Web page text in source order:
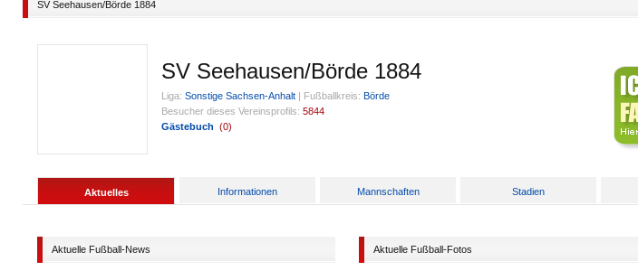
SV Seehausen/Börde 1884
SV Seehausen/Börde 1884
Liga: Sonstige Sachsen-Anhalt | Fußballkreis: Börde
Besucher dieses Vereinsprofils: 5844
Gästebuch (0)
Aktuelles Informationen Mannschaften Stadien
Aktuelle Fußball-News Aktuelle Fußball-Fotos